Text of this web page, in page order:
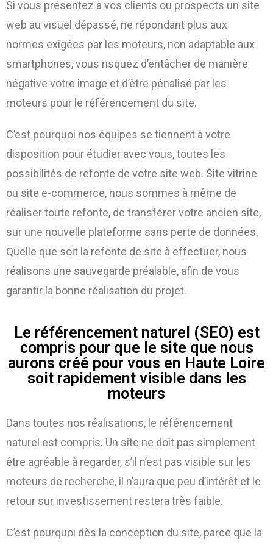
Si vous présentez à vos clients ou prospects un site
web au visuel dépassé, ne répondant plus aux
normes exigées par les moteurs, non adaptable aux
smartphones, vous risquez d’entâcher de manière
négative votre image et d’être pénalisé par les
moteurs pour le référencement du site.
C’est pourquoi nos équipes se tiennent à votre
disposition pour étudier avec vous, toutes les
possibilités de refonte de votre site web. Site vitrine
ou site e-commerce, nous sommes à même de
réaliser toute refonte, de transférer votre ancien site,
sur une nouvelle plateforme sans perte de données.
Quelle que soit la refonte de site à effectuer, nous
réalisons une sauvegarde préalable, afin de vous
garantir la bonne réalisation du projet.
Le référencement naturel (SEO) est
compris pour que le site que nous
aurons créé pour vous en Haute Loire
soit rapidement visible dans les
moteurs
Dans toutes nos réalisations, le référencement
naturel est compris. Un site ne doit pas simplement
être agréable à regarder, s’il n’est pas visible sur les
moteurs de recherche, il n’aura que peu d’intérêt et le
retour sur investissement restera très faible.
C’est pourquoi dès la conception du site, parce que la